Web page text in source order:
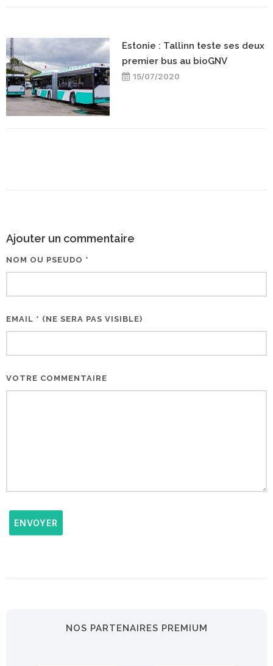
Estonie : Tallinn teste ses deux
premier bus au bioGNV
15/07/2020
Ajouter un commentaire
NOM OU PSEUDO *
EMAIL * (NE SERA PAS VISIBLE)
VOTRE COMMENTAIRE
ENVOYER
NOS PARTENAIRES PREMIUM